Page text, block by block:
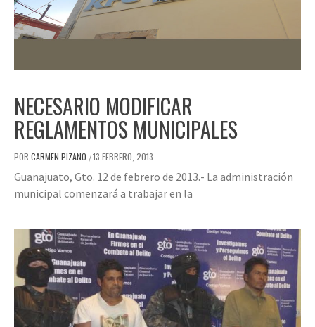
NECESARIO MODIFICAR
REGLAMENTOS MUNICIPALES
POR CARMEN PIZANO /13 FEBRERO, 2013
Guanajuato, Gto. 12 de febrero de 2013.- La administración
municipal comenzará a trabajar en la